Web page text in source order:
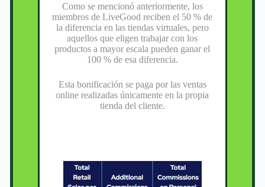
Como se mencionó anteriormente, los
miembros de LiveGood reciben el 50 % de
la diferencia en las tiendas virtuales, pero
aquellos que eligen trabajar con los
productos a mayor escala pueden ganar el
100 % de esa diferencia.
Esta bonificación se paga por las ventas
online realizadas únicamente en la propia
tienda del cliente.